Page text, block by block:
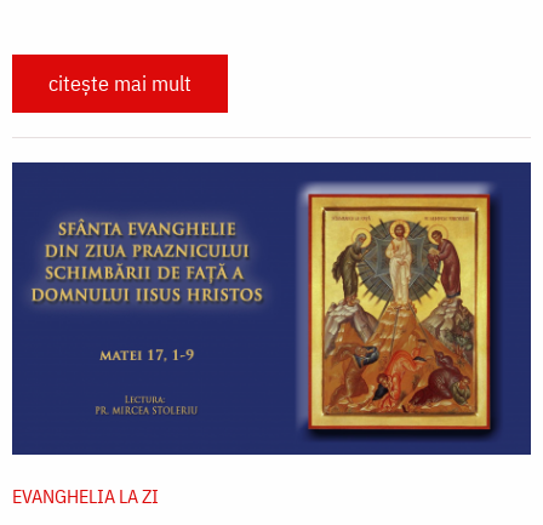
citește mai mult
EVANGHELIA LA ZI